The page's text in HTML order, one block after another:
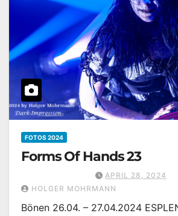
FOTOS 2024
Forms Of Hands 23
APRIL 28, 2024
HOLGER MOHRMANN
Bönen 26.04. – 27.04.2024